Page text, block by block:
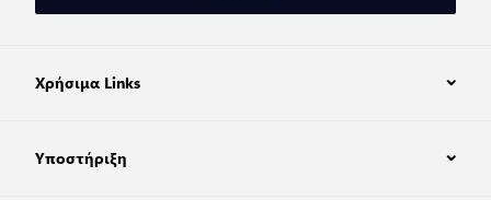
Χρήσιμα Links
Υποστήριξη